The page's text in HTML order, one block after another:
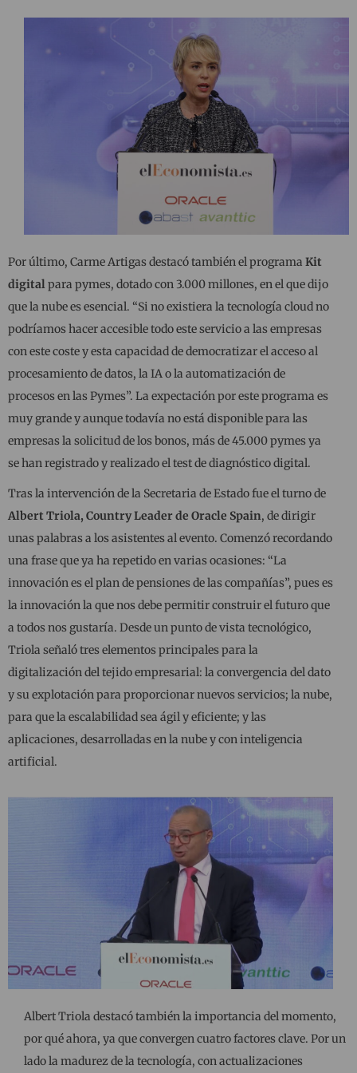
Por último, Carme Artigas destacó también el programa Kit
digitalpara pymes, dotado con 3.000 millones, en el que dijo
que la nube es esencial. “Si no existiera la tecnología cloud no
podríamos hacer accesible todo este servicio a las empresas
con este coste y esta capacidad de democratizar el acceso al
procesamiento de datos, la IA o la automatización de
procesos en las Pymes”. La expectación por este programa es
muy grande y aunque todavía no está disponible para las
empresas la solicitud de los bonos, más de 45.000 pymes ya
se han registrado y realizado el test de diagnóstico digital.
Tras la intervención de la Secretaria de Estado fue el turno de
Albert Triola, Country Leader de Oracle Spain, de dirigir
unas palabras a los asistentes al evento. Comenzó recordando
una frase que ya ha repetido en varias ocasiones: “La
innovación es el plan de pensiones de las compañías”, pues es
la innovación la que nos debe permitir construir el futuro que
a todos nos gustaría. Desde un punto de vista tecnológico,
Triola señaló tres elementos principales para la
digitalización del tejido empresarial: la convergencia del dato
y su explotación para proporcionar nuevos servicios; la nube,
para que la escalabilidad sea ágil y eficiente; y las
aplicaciones, desarrolladas en la nube y con inteligencia
artificial.
Albert Triola destacó también la importancia del momento,
por qué ahora, ya que convergen cuatro factores clave. Por un
lado la madurez de la tecnología, con actualizaciones